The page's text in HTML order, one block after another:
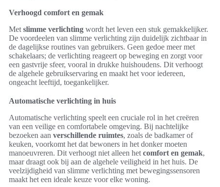
Verhoogd comfort en gemak
Met slimme verlichting wordt het leven een stuk gemakkelijker.
De voordeelen van slimme verlichting zijn duidelijk zichtbaar in
de dagelijkse routines van gebruikers. Geen gedoe meer met
schakelaars; de verlichting reageert op beweging en zorgt voor
een gastvrije sfeer, vooral in drukke huishoudens. Dit verhoogt
de algehele gebruikservaring en maakt het voor iedereen,
ongeacht leeftijd, toegankelijker.
Automatische verlichting in huis
Automatische verlichting speelt een cruciale rol in het creëren
van een veilige en comfortabele omgeving. Bij nachtelijke
bezoeken aan verschillende ruimtes, zoals de badkamer of
keuken, voorkomt het dat bewoners in het donker moeten
manoeuvreren. Dit verhoogt niet alleen het comfort en gemak,
maar draagt ook bij aan de algehele veiligheid in het huis. De
veelzijdigheid van slimme verlichting met bewegingssensoren
maakt het een ideale keuze voor elke woning.